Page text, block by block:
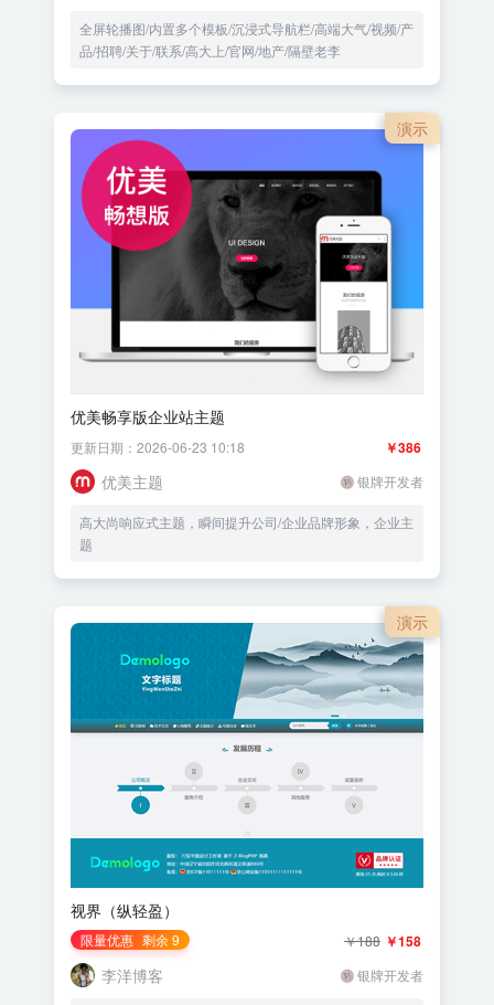
全屏轮播图/内置多个模板/沉浸式导航栏/高端大气/视频/产
品/招聘/关于/联系/高大上/官网/地产/隔壁老李
演示
优美畅享版企业站主题
￥386
更新日期：2026-06-23 10:18
优美主题 银牌开发者
高大尚响应式主题，瞬间提升公司/企业品牌形象，企业主
题
演示
视界（纵轻盈）
限量优惠 剩余 9 ￥158
￥188
李洋博客 银牌开发者